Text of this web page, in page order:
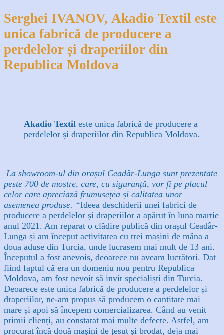
Serghei IVANOV, Akadio Textil este
unica fabrică de producere a
perdelelor și draperiilor din
Republica Moldova
Akadio Textil este unica fabrică de producere a
perdelelor și draperiilor din Republica Moldova.
La showroom-ul din orașul Ceadâr-Lunga sunt prezentate
peste 700 de mostre, care, cu siguranță, vor fi pe placul
celor care apreciază frumusețea și calitatea unor
asemenea produse. “Ideea deschiderii unei fabrici de
producere a perdelelor și draperiilor a apărut în luna martie
anul 2021. Am reparat o clădire publică din orașul Ceadâr-
Lunga și am început activitatea cu trei mașini de mâna a
doua aduse din Turcia, unde lucrasem mai mult de 13 ani.
Începutul a fost anevois, deoarece nu aveam lucrători. Dat
fiind faptul că era un domeniu nou pentru Republica
Moldova, am fost nevoit să invit specialiști din Turcia.
Deoarece este unica fabrică de producere a perdelelor și
draperiilor, ne-am propus să producem o cantitate mai
mare și apoi să începem comercializarea. Când au venit
primii clienți, au constatat mai multe defecte. Astfel, am
procurat încă două mașini de țesut și brodat, deja mai